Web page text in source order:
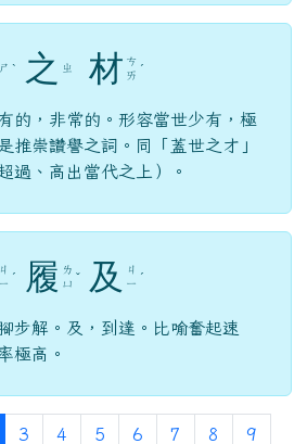
ㄕ ˋ 之 ㄓ 材 ㄘ
ㄞ ˊ
的，非常的。形容當世少有，極
推崇讚譽之詞。同「蓋世之才」
過、高出當代之上）。
ㄐ
ㄧ ˊ 履 ㄌ
ㄩ ˇ 及
ㄐ
ㄧ ˊ
步解。及，到達。比喻奮起速
極高。
(目前頁次)
3 4 5 6 7 8 9